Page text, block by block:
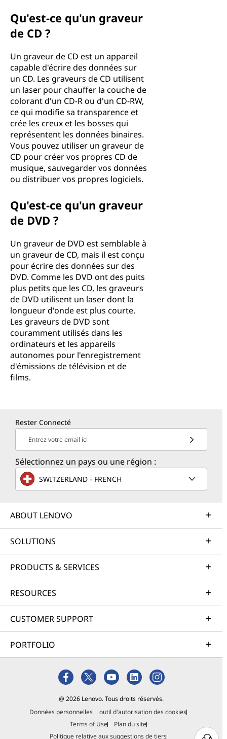
Qu'est-ce qu'un graveur
de CD ?
Un graveur de CD est un appareil
capable d'écrire des données sur
un CD. Les graveurs de CD utilisent
un laser pour chauffer la couche de
colorant d'un CD-R ou d'un CD-RW,
ce qui modifie sa transparence et
crée les creux et les bosses qui
représentent les données binaires.
Vous pouvez utiliser un graveur de
CD pour créer vos propres CD de
musique, sauvegarder vos données
ou distribuer vos propres logiciels.
Qu'est-ce qu'un graveur
de DVD ?
Un graveur de DVD est semblable à
un graveur de CD, mais il est conçu
pour écrire des données sur des
DVD. Comme les DVD ont des puits
plus petits que les CD, les graveurs
de DVD utilisent un laser dont la
longueur d'onde est plus courte.
Les graveurs de DVD sont
couramment utilisés dans les
ordinateurs et les appareils
autonomes pour l'enregistrement
d'émissions de télévision et de
films.
Rester Connecté
Entrez votre email ici
Sélectionnez un pays ou une région :
SWITZERLAND - FRENCH
ABOUT LENOVO
SOLUTIONS
PRODUCTS & SERVICES
RESOURCES
CUSTOMER SUPPORT
PORTFOLIO
@ 2026 Lenovo. Tous droits réservés.
Données personnelles
outil d'autorisation des cookies
Terms of Use
Plan du site
Politique relative aux suggestions de tiers